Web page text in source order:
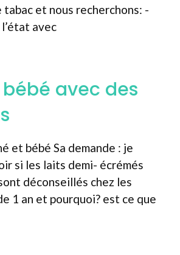
tabac et nous recherchons: -
avec
avec des
et bébé Sa demande : je
si les laits demi- écrémés
déconseillés chez les
1 an et pourquoi? est ce que